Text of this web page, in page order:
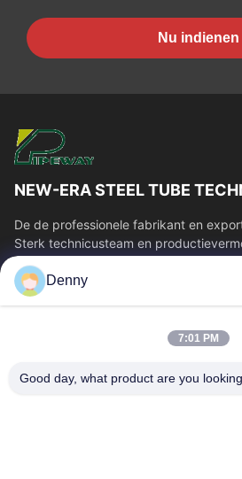
Nu indienen
NEW-ERA STEEL TUBE
De de professionele fabrikant en
Sterk technicusteam en
buiskwaliteit en concurrerende...
Snelle Links
Fabrieksreis
Denny
7:01 PM
Good day, what product are you